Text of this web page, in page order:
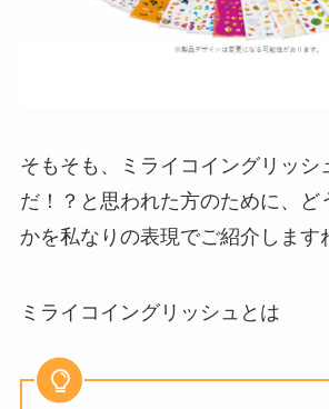
そもそも、ミライコイングリッシ
だ！？と思われた方のために、ど
かを私なりの表現でご紹介します
ミライコイングリッシュとは